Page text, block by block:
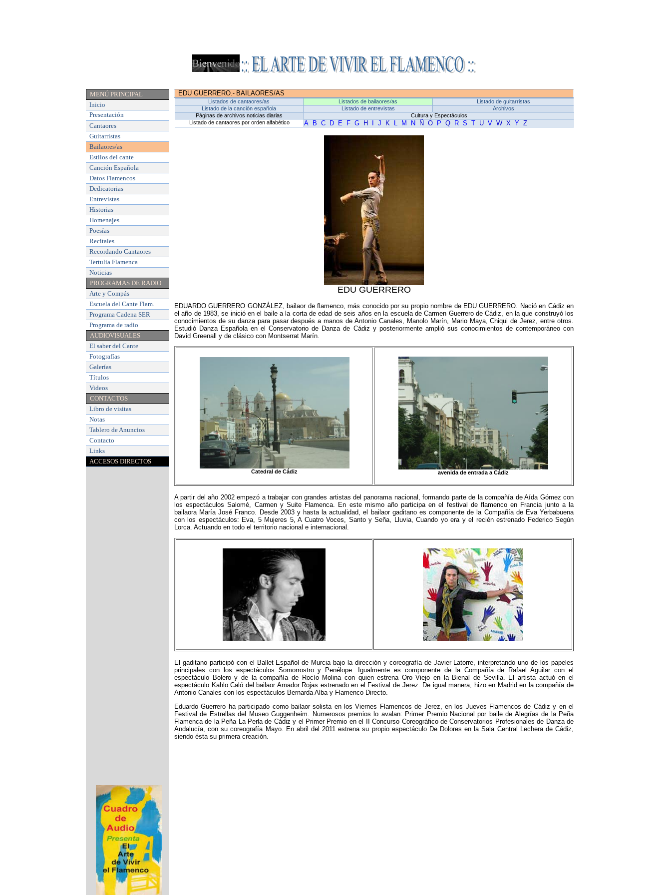
MENÚ PRINCIPAL
Inicio
Presentación
Cantaores
Guitarristas
Bailaores/as
Estilos del cante
Canción Española
Datos Flamencos
Dedicatorias
Entrevistas
Historias
Homenajes
Poesías
Recitales
Recordando Cantaores
Tertulia Flamenca
Noticias
PROGRAMAS DE RADIO
Arte y Compás
Escuela del Cante Flam.
Programa Cadena SER
Programa de radio
AUDIOVISUALES
El saber del Cante
Fotografías
Galerías
Títulos
Videos
CONTACTOS
Libro de visitas
Notas
Tablero de Anuncios
Contacto
Links
ACCESOS DIRECTOS
EDU GUERRERO.- BAILAORES/AS
Listados de cantaores/as Listados de bailaores/as
Listado de guitarristas
Listado de la canción española
Listado de entrevistas
Archivos
Páginas de archivos noticias diarias
Cultura y Espectáculos
Listado de cantaores por orden alfabético
A B C D E F G H J K L M N Ñ O P Q R S T U V W X Y Z
EDU GUERRERO
EDUARDO GUERRERO GONZÁLEZ, bailaor de flamenco, más conocido por su propio nombre de EDU GUERRERO. Nació en Cádiz en
el año de 1983, se inició en el baile a la corta de edad de seis años en la escuela de Carmen Guerrero de Cádiz, en la que construyó los
conocimientos de su danza para pasar después a manos de Antonio Canales, Manolo Marín, Mario Maya, Chiqui de Jerez, entre otros.
Estudió Danza Española en el Conservatorio de Danza de Cádiz y posteriormente amplió sus conocimientos de contemporáneo con
David Greenall y de clásico con Montserrat Marín.
Catedral de Cádiz avenida de entrada a Cádiz
A partir del año 2002 empezó a trabajar con grandes artistas del panorama nacional, formando parte de la compañía de Aída Gómez con
los espectáculos Salomé, Carmen y Suite Flamenca. En este mismo año participa en el festival de flamenco en Francia junto a la
bailaora María José Franco. Desde 2003 y hasta la actualidad, el bailaor gaditano es componente de la Compañía de Eva Yerbabuena
con los espectáculos: Eva, 5 Mujeres 5, A Cuatro Voces, Santo y Seña, Lluvia, Cuando yo era y el recién estrenado Federico Según
Lorca. Actuando en todo el territorio nacional e internacional.
El gaditano participó con el Ballet Español de Murcia bajo la dirección y coreografía de Javier Latorre, interpretando uno de los papeles
principales con los espectáculos Somorrostro y Penélope. Igualmente es componente de la Compañía de Rafael Aguilar con el
espectáculo Bolero y de la compañía de Rocío Molina con quien estrena Oro Viejo en la Bienal de Sevilla. El artista actuó en el
espectáculo Kahlo Caló del bailaor Amador Rojas estrenado en el Festival de Jerez. De igual manera, hizo en Madrid en la compañía de
Antonio Canales con los espectáculos Bernarda Alba y Flamenco Directo.
Eduardo Guerrero ha participado como bailaor solista en los Viernes Flamencos de Jerez, en los Jueves Flamencos de Cádiz y en el
Festival de Estrellas del Museo Guggenheim. Numerosos premios lo avalan: Primer Premio Nacional por baile de Alegrías de la Peña
Flamenca de la Peña La Perla de Cádiz y el Primer Premio en el II Concurso Coreográfico de Conservatorios Profesionales de Danza de
Andalucía, con su coreografía Mayo. En abril del 2011 estrena su propio espectáculo De Dolores en la Sala Central Lechera de Cádiz,
siendo ésta su primera creación.